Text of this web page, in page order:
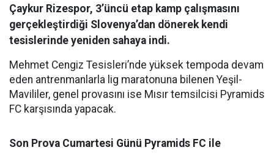
Çaykur Rizespor, 3’üncü etap kamp çalışmasını
gerçekleştirdiği Slovenya’dan dönerek kendi
tesislerinde yeniden sahaya indi.
Mehmet Cengiz Tesisleri’nde yüksek tempoda devam
eden antrenmanlarla lig maratonuna bilenen Yeşil-
Mavililer, genel provasını ise Mısır temsilcisi Pyramids
FC karşısında yapacak.
Son Prova Cumartesi Günü Pyramids FC ile